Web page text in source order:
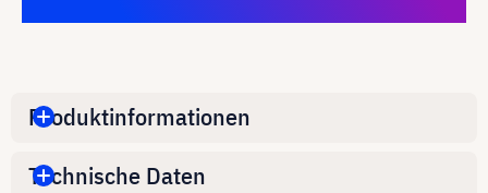
Produktinformationen
Technische Daten